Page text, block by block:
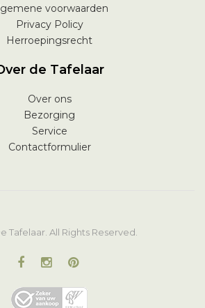
voorwaarden
Privacy Policy
Herroepingsrecht
de Tafelaar
Over ons
Bezorging
Service
Contactformulier
Tafelaar. All Rights Reserved.